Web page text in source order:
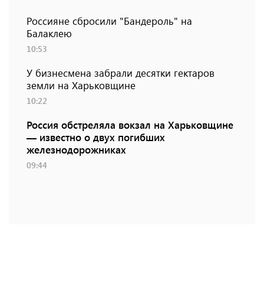
Россияне сбросили "Бандероль" на
Балаклею
10:53
У бизнесмена забрали десятки гектаров
земли на Харьковщине
10:22
Россия обстреляла вокзал на Харьковщине
— известно о двух погибших
железнодорожниках
09:44